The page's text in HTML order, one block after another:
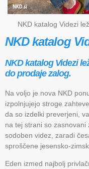
NKD katalog Videzi
NKD katalog
NKD katalog Videzi
do prodaje zalog.
Na voljo je nova NKD
izpolnjujejo stroge
da so izdelki preverjeni,
na tej strani so
sodoben videz, zaradi
sproščene jesensko-
Eden izmed najbolj